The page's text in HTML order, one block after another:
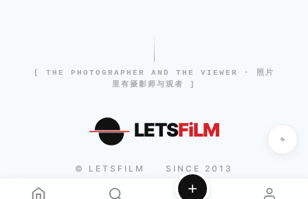
[ THE PHOTOGRAPHER AND THE VIEWER · 照片
里有摄影师与观者 ]
LETSFiLM
© LETSFILM SINCE 2013